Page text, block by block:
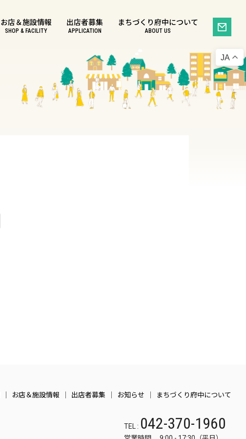
お店＆施設情報
SHOP & FACILITY
出店者募集
APPLICATION
まちづくり府中について
ABOUT US
お店＆施設情報 出店者募集 お知らせ まちづくり府中について
TEL : 042-370-1960
JA